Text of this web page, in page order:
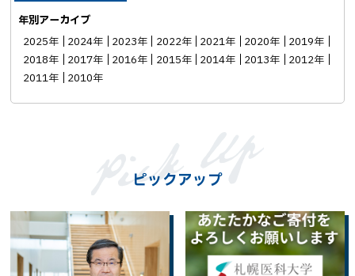
年別アーカイブ
2025年
2024年 2023年 2022年 2021年 2020年
2019年
2018年
2017年 2016年 2015年 2014年 2013年
2012年
2011年
2010年
ピックアップ